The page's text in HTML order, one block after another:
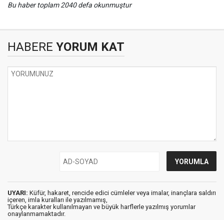
Bu haber toplam 2040 defa okunmuştur
HABERE YORUM KAT
UYARI: Küfür, hakaret, rencide edici cümleler veya imalar, inançlara saldırı
içeren, imla kuralları ile yazılmamış,
Türkçe karakter kullanılmayan ve büyük harflerle yazılmış yorumlar
onaylanmamaktadır.